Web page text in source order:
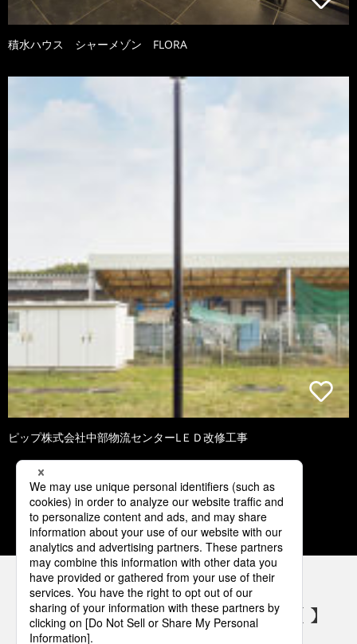
積水ハウス シャーメゾン FLORA
ピップ株式会社中部物流センターLＥＤ改修工事
1 2 3 4
パナソニックの電気設備 SNSアカウント